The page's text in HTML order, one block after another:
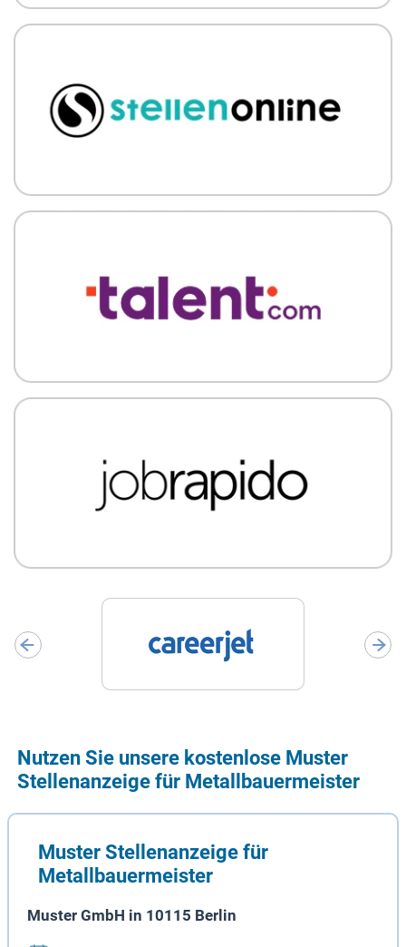
Nutzen Sie unsere kostenlose Muster
Stellenanzeige für Metallbauermeister
Muster Stellenanzeige für
Metallbauermeister
Muster GmbH in 10115 Berlin